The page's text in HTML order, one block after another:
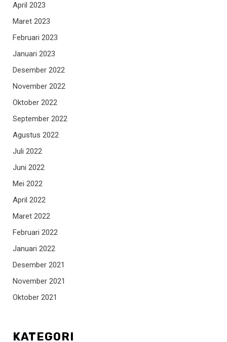
April 2023
Maret 2023
Februari 2023
Januari 2023
Desember 2022
November 2022
Oktober 2022
September 2022
Agustus 2022
Juli 2022
Juni 2022
Mei 2022
April 2022
Maret 2022
Februari 2022
Januari 2022
Desember 2021
November 2021
Oktober 2021
KATEGORI